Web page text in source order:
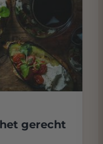
gerecht